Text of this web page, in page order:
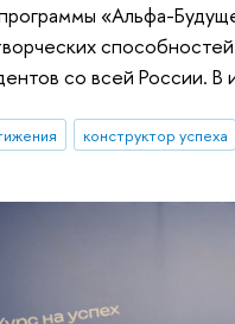
«Альфа-
со всей России.
конструктор успеха